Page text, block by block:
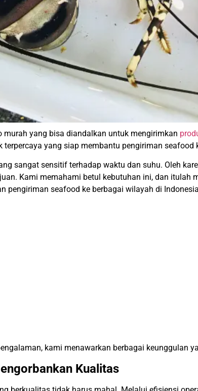
yang bisa diandalkan untuk mengirimkan
yang siap membantu pengiriman
sangat sensitif terhadap waktu dan suhu. Oleh
Kami memahami betul kebutuhan ini, dan itulah
pengiriman seafood ke berbagai wilayah di
kami menawarkan berbagai keunggulan
Kualitas